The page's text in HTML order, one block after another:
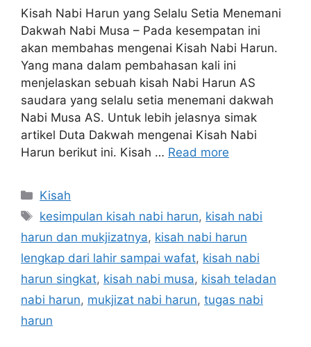
Kisah Nabi Harun yang Selalu Setia Menemani
Dakwah Nabi Musa – Pada kesempatan ini
akan membahas mengenai Kisah Nabi Harun.
Yang mana dalam pembahasan kali ini
menjelaskan sebuah kisah Nabi Harun AS
saudara yang selalu setia menemani dakwah
Nabi Musa AS. Untuk lebih jelasnya simak
artikel Duta Dakwah mengenai Kisah Nabi
Harun berikut ini. Kisah … Read more
Categories
Kisah
Tags
kesimpulan kisah nabi harun, kisah nabi
harun dan mukjizatnya, kisah nabi harun
lengkap dari lahir sampai wafat, kisah nabi
harun singkat, kisah nabi musa, kisah teladan
nabi harun, mukjizat nabi harun, tugas nabi
harun